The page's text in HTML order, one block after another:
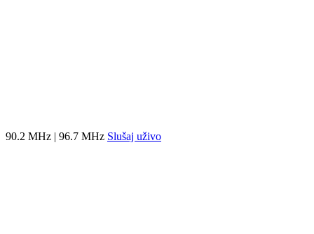
90.2 MHz | 96.7 MHz Slušaj uživo